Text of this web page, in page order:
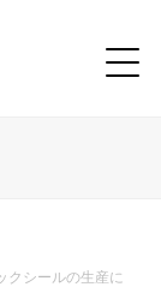
クシールの生産に